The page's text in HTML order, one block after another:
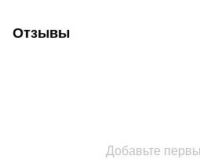
Отзывы
Добавьте